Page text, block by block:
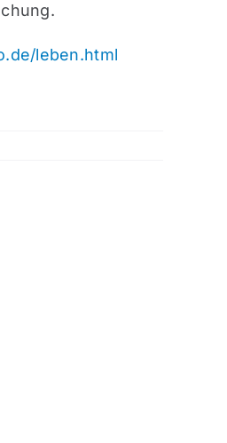
leben.html